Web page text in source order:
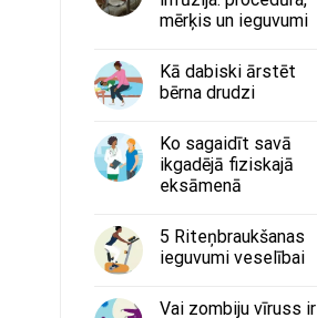
mērķis un ieguvumi
Kā dabiski ārstēt
bērna drudzi
Ko sagaidīt savā
ikgadējā fiziskajā
eksāmenā
5 Riteņbraukšanas
ieguvumi veselībai
Vai zombiju vīruss ir